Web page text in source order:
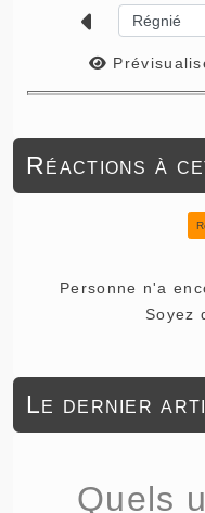
Réactions à
Personne n'a
Soyez
Le dernier
Quels